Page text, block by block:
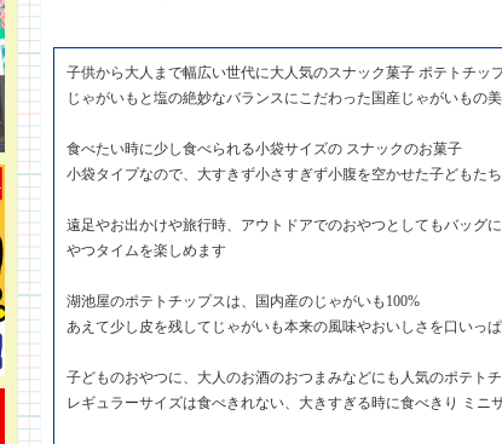
子供から大人まで幅広い世代に大人気のスナック菓子 ポテトチッ
じゃがいもと塩の絶妙なバランスにこだわった国産じゃがいもの
食べたい時に少し食べられる小袋サイズの スナックのお菓子
小袋タイプなので、大すきず小さすぎず小腹を空かせた子どもた
遠足やお出かけや旅行時、アウトドアでのおやつとしてもバッグ
やつタイムを楽しめます
湖池屋のポテトチップスは、国内産のじゃがいも100%
あえて少し皮を残してじゃがいも本来の風味やおいしさを口いっ
子どものおやつに、大人のお酒のおつまみなどにも人気のポテト
レギュラーサイズは食べきれない、大きすぎる時に食べきり ミニ